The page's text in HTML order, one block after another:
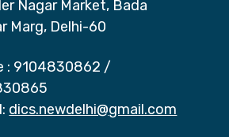
Nagar Market, Bada
Marg, Delhi-60
: 9104830862 /
dics.newdelhi@gmail.com